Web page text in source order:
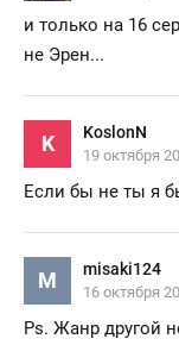
и только на 16
не Эрен...
K KoslonN
19 октября
Если бы не ты я
M misaki124
16 октября
Рs. Жанр другой